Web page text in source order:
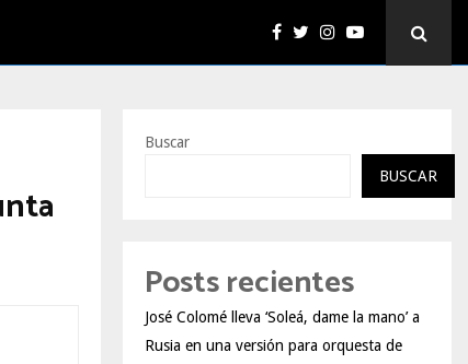
Buscar
BUSCAR
Posts recientes
José Colomé lleva ‘Soleá, dame la mano’ a
Rusia en una versión para orquesta de